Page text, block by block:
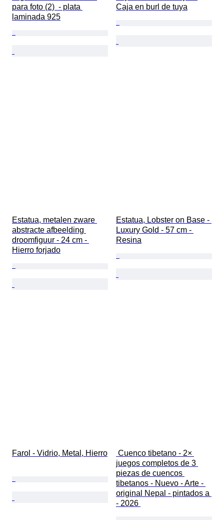
para foto (2)  - plata
laminada 925
Caja en burl de tuya
Estatua, metalen zware
abstracte afbeelding
droomfiguur - 24 cm -
Hierro forjado
Estatua, Lobster on Base -
Luxury Gold - 57 cm -
Resina
Farol - Vidrio, Metal, Hierro
juegos completos de 3
piezas de cuencos
tibetanos - Nuevo - Arte -
original Nepal - pintados a
- 2026